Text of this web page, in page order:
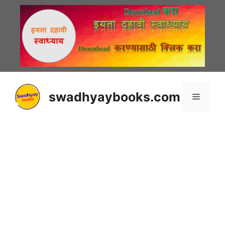
content
swadhyaybooks.com Menu